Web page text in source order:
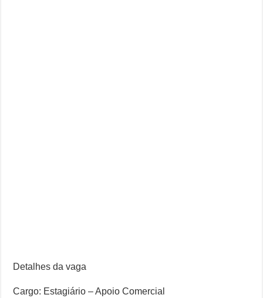
Detalhes da vaga
Cargo: Estagiário – Apoio Comercial